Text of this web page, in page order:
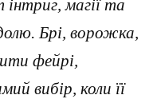
магії та
Брі, ворожка,
фейрі,
вибір, коли її